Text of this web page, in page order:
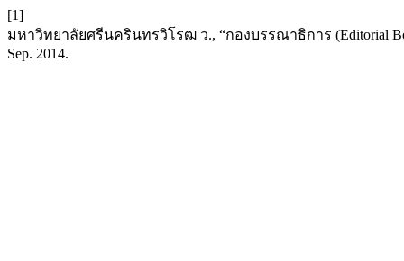
[1]
มหาวิทยาลัยศรีนครินทรวิโรฒ ว., “กองบรรณาธิการ (Editorial
Sep. 2014.